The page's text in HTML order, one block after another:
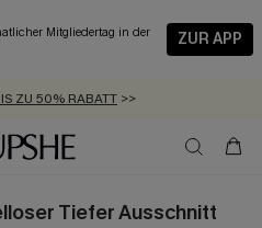
Mitgliedertag in der
ZUR APP
SCHNELLVERSAND-ARTIKEL >>
ZU 50% RABATT >>
-20% EXTRA ERHALTEN
AB 89 €
Tiefer Ausschnitt